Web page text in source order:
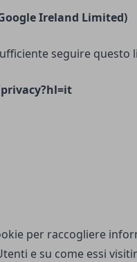
Ireland Limited)
seguire questo
per raccogliere
e su come essi